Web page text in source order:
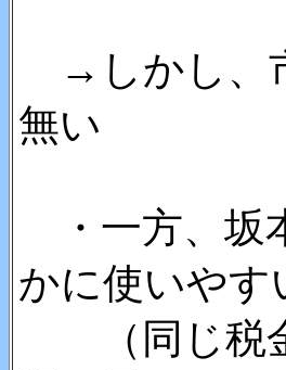
→しかし、
無い
・一方、坂
かに使いやす
（同じ税金